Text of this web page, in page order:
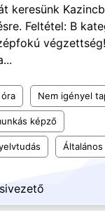
keresünk
Feltétel: B
végzettség!
Nem igényel
képző
Általános